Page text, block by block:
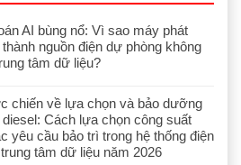
AI bùng nổ: Vì sao máy phát
nguồn điện dự phòng không
tâm dữ liệu?
chiến về lựa chọn và bảo dưỡng
Cách lựa chọn công suất
yêu cầu bảo trì trong hệ thống điện
tâm dữ liệu năm 2026